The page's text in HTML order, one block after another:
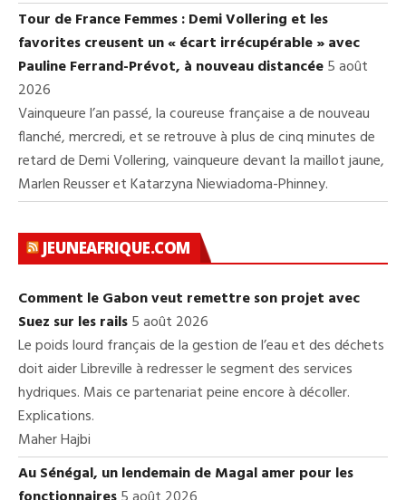
Tour de France Femmes : Demi Vollering et les
favorites creusent un « écart irrécupérable » avec
Pauline Ferrand-Prévot, à nouveau distancée5 août
2026
Vainqueure l’an passé, la coureuse française a de nouveau
flanché, mercredi, et se retrouve à plus de cinq minutes de
retard de Demi Vollering, vainqueure devant la maillot jaune,
Marlen Reusser et Katarzyna Niewiadoma-Phinney.
JEUNEAFRIQUE.COM
Comment le Gabon veut remettre son projet avec
Suez sur les rails5 août 2026
Le poids lourd français de la gestion de l’eau et des déchets
doit aider Libreville à redresser le segment des services
hydriques. Mais ce partenariat peine encore à décoller.
Explications.
Maher Hajbi
Au Sénégal, un lendemain de Magal amer pour les